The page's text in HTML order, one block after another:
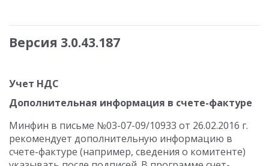
Версия 3.0.43.187
Учет НДС
Дополнительная информация в счете-фактуре
Минфин в письме №03-07-09/10933 от 26.02.2016 г.
рекомендует дополнительную информацию в
счете-фактуре (например, сведения о комитенте)